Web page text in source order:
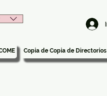
Copia de Copia de Directorios